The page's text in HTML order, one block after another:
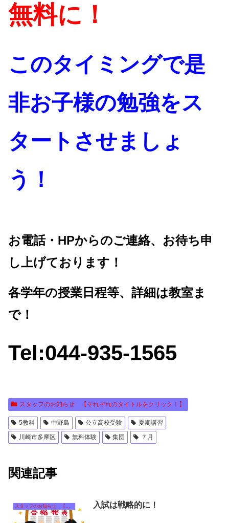
無料に！
このタイミングで是
非お子様の勉強をス
タートさせましょ
う！
お電話・HPからのご連絡、お待ち申
し上げております！
各学年の授業日程等、詳細は教室ま
で！
Tel:044-935-1565
スタッフのお知らせ 【それぞれのタイトルをクリック！】
5教科 中野島 公立高校受験
夏期講習
川崎市多摩区
無料体験 集団 ７月
関連記事
スタッフのお知らせ 【それぞれのタイトルをクリック！】 入試は戦略的に！